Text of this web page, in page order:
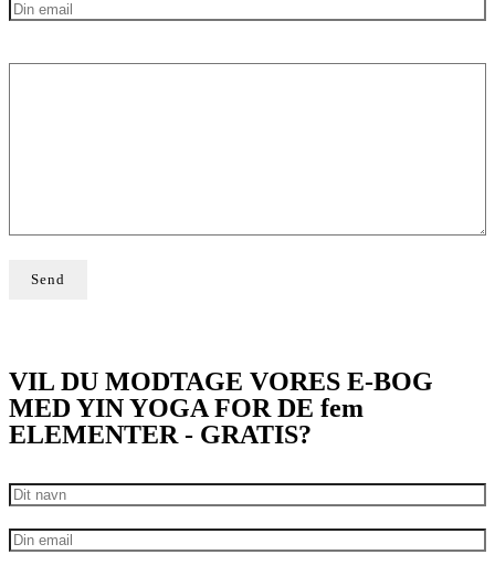
VIL DU MODTAGE VORES E-BOG
MED YIN YOGA FOR DE fem
ELEMENTER - GRATIS?